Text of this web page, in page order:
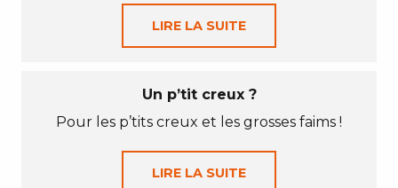
LIRE LA SUITE
Un p’tit creux ?
Pour les p’tits creux et les grosses faims !
LIRE LA SUITE